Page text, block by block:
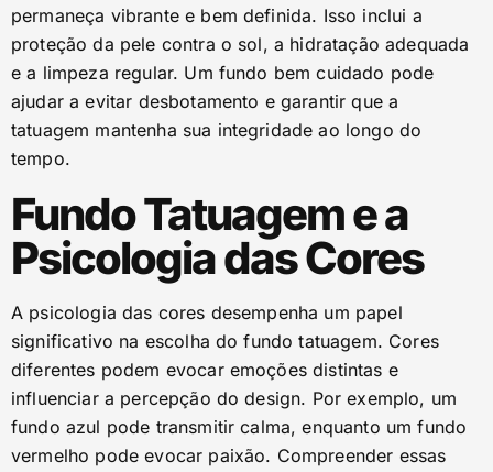
permaneça vibrante e bem definida. Isso inclui a
proteção da pele contra o sol, a hidratação adequada
e a limpeza regular. Um fundo bem cuidado pode
ajudar a evitar desbotamento e garantir que a
tatuagem mantenha sua integridade ao longo do
tempo.
Fundo Tatuagem e a
Psicologia das Cores
A psicologia das cores desempenha um papel
significativo na escolha do fundo tatuagem. Cores
diferentes podem evocar emoções distintas e
influenciar a percepção do design. Por exemplo, um
fundo azul pode transmitir calma, enquanto um fundo
vermelho pode evocar paixão. Compreender essas